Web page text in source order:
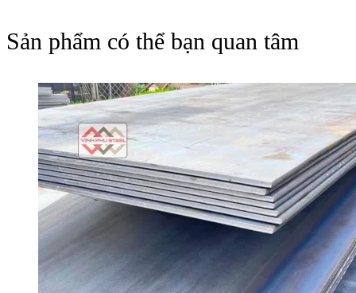
Sản phẩm có thể bạn quan tâm